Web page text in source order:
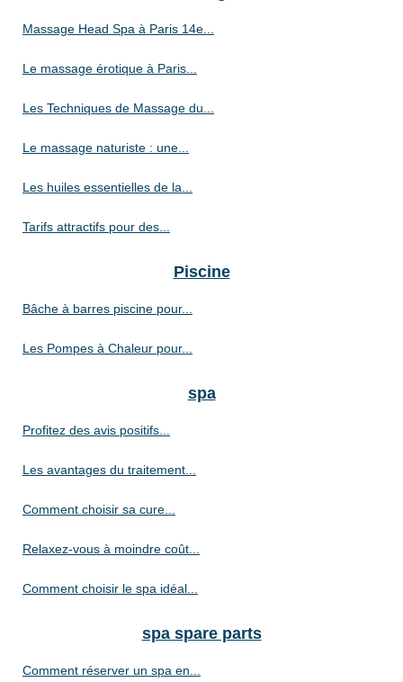
Massage Head Spa à Paris 14e...
Le massage érotique à Paris...
Les Techniques de Massage du...
Le massage naturiste : une...
Les huiles essentielles de la...
Tarifs attractifs pour des...
Piscine
Bâche à barres piscine pour...
Les Pompes à Chaleur pour...
spa
Profitez des avis positifs...
Les avantages du traitement...
Comment choisir sa cure...
Relaxez-vous à moindre coût...
Comment choisir le spa idéal...
spa spare parts
Comment réserver un spa en...